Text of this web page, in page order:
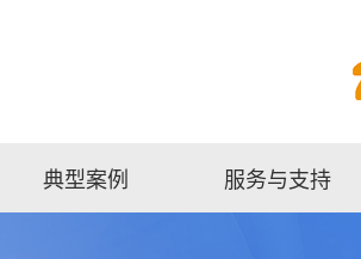
典型案例 服务与支持